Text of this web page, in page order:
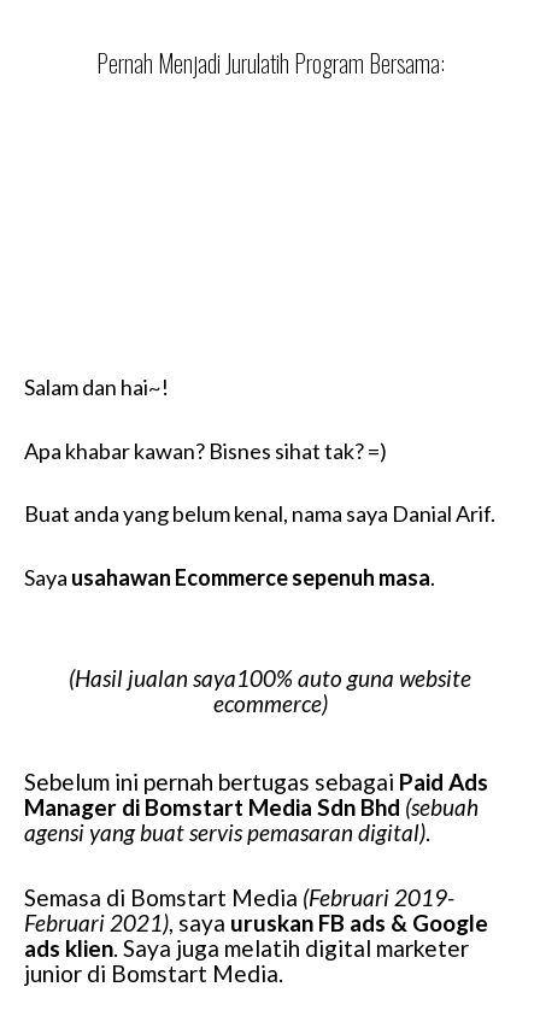
Pernah Menjadi Jurulatih Program Bersama:
Salam dan hai~!
Apa khabar kawan? Bisnes sihat tak? =)
Buat anda yang belum kenal, nama saya Danial Arif.
Saya usahawan Ecommerce sepenuh masa.
(Hasil jualan saya100% auto guna website
ecommerce)
Sebelum ini pernah bertugas sebagai Paid Ads
Manager di Bomstart Media Sdn Bhd (sebuah
agensi yang buat servis pemasaran digital)
Semasa di Bomstart Media (Februari 2019-
Februari 2021), saya uruskan FB ads & Google
ads klien. Saya juga melatih digital marketer
junior di Bomstart Media.